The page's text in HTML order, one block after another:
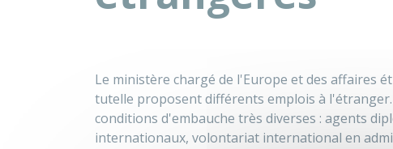
Le ministère chargé de l'Europe et des affaires
tutelle proposent différents emplois à
conditions d'embauche très diverses : agents
internationaux, volontariat international en